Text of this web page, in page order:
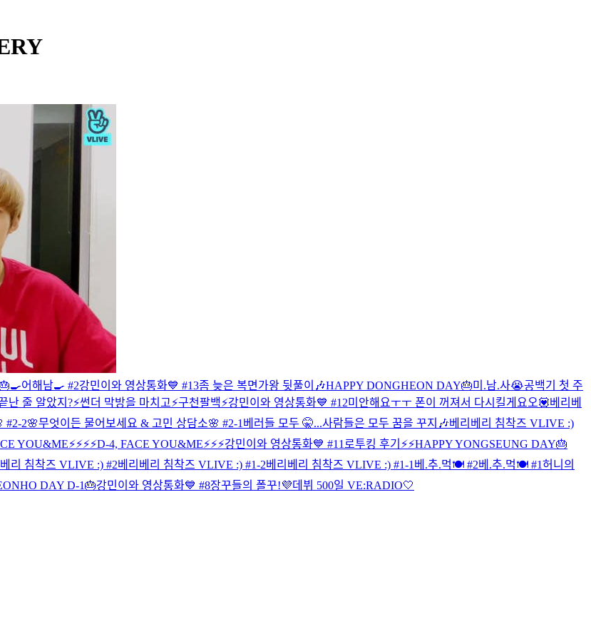
🍳어해남🍳 #2강민이와 영상통화💙 #13좀 늦은 복면가왕 뒷풀이🎶HAPPY DONGHEON DAY🎂미.남.사😭공백기 첫 주
난 줄 알았지?⚡️썬더 막방을 마치고⚡️구천팔백⚡️강민이와 영상통화💙 #12미안해요ㅜㅜ 폰이 꺼져서 다시킬게요오💟베리베
#2-2🌸무엇이든 물어보세요 & 고민 상담소🌸 #2-1 베러들 모두 🤫...사람들은 모두 꿈을 꾸지🎶베리베리 침착즈 VLIVE :)
YOU&ME⚡️⚡️⚡️⚡️D-4, FACE YOU&ME⚡️⚡️⚡️강민이와 영상통화💙 #11 로투킹 후기⚡️⚡️HAPPY YONGSEUNG DAY🎂
리 침착즈 VLIVE :) #2베리베리 침착즈 VLIVE :) #1-2베리베리 침착즈 VLIVE :) #1-1 베.추.먹🍽 #2베.추.먹🍽 #1허니의
DAY D-1🎂강민이와 영상통화💙 #8장꾸들의 폴꾸!💜데뷔 500일 VE:RADIO🤍